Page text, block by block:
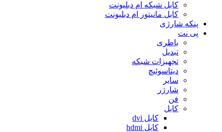
کابل شبکه ام دبلیونت
کابل مانیتور ام دبلیونت
پنکه شارژی
پی نت
باطری
تبدیل
تجهیزات شبکه
دیتاسوئیچ
سایر
شارژر
فن
کابل
کابل dvi
کابل hdmi